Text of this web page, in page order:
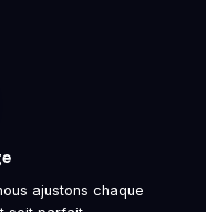
ajustons chaque